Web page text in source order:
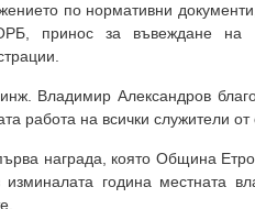
по нормативни
принос за въвеждане на
Владимир Александров
работа на всички служители
награда, която Община
изминалата година местната